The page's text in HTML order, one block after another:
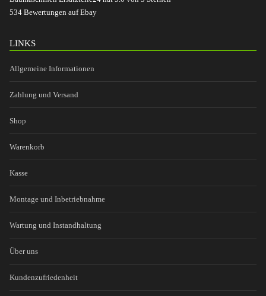
534 Bewertungen auf Ebay
LINKS
Allgemeine Informationen
Zahlung und Versand
Shop
Warenkorb
Kasse
Montage und Inbetriebnahme
Wartung und Instandhaltung
Über uns
Kundenzufriedenheit